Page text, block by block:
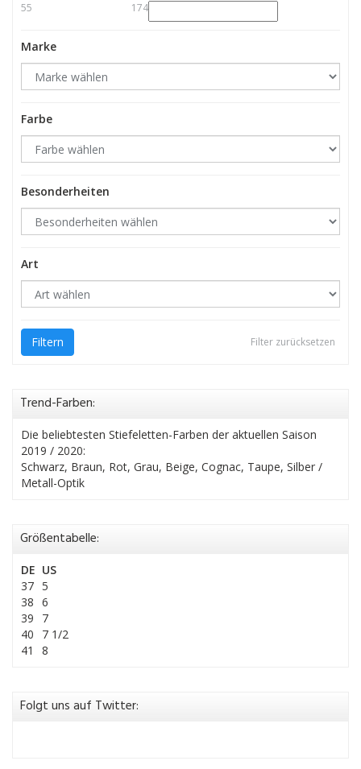
55 174
Marke
Farbe
Besonderheiten
Art
Filter zurücksetzen
Filtern
Trend-Farben:
Die beliebtesten Stiefeletten-Farben der aktuellen Saison
2019 / 2020:
Schwarz, Braun, Rot, Grau, Beige, Cognac, Taupe, Silber /
Metall-Optik
Größentabelle:
DE US
37 5
38 6
39
7
40
7 1/2
41
8
Folgt uns auf Twitter: